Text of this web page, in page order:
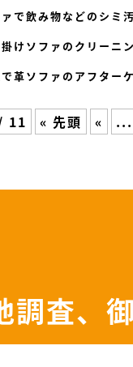
で飲み物などのシミ
けソファのクリーニ
革ソファのアフター
11 « 先頭 « ...
調査、